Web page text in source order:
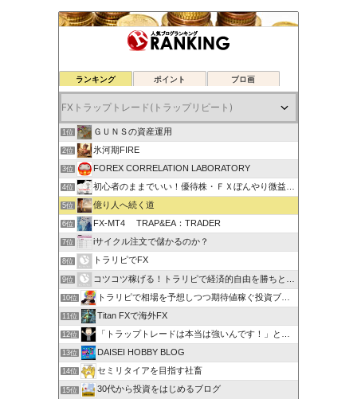
ランキング ポイント ブロ画
1位 ＧＵＮＳの資産運用
2位 氷河期FIRE
3位 FOREX CORRELATION LABORATORY
4位 初心者のままでいい！優待株・ＦＸぼんやり微益ブログ
5位 億り人へ続く道
6位 FX-MT4 TRAP&EA：TRADER
7位 iサイクル注文で儲かるのか？
8位 トラリピでFX
9位 コツコツ稼げる！トラリピで経済的自由を勝ちとる方法
10位 トラリピで相場を予想しつつ期待値稼ぐ投資ブログ
11位 Titan FXで海外FX
12位 「トラップトレードは本当は強いんです！」と叫びたい。
13位 DAISEI HOBBY BLOG
14位 セミリタイアを目指す社畜
15位 30代から投資をはじめるブログ